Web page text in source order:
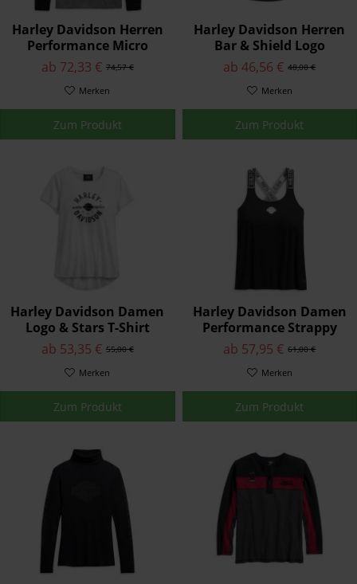
Harley Davidson Herren
Performance Micro
Mesh Colorblock
Pullover 99086-20VM
74,57 €
ab 72,33 €
Merken
Zum Produkt
Harley Davidson Herren
Bar & Shield Logo
59FIFTY® Baseball Cap
99515-12VM
48,00 €
ab 46,56 €
Merken
Zum Produkt
Harley Davidson Damen
Logo & Stars T-Shirt
Weiß 96230-20VW
55,00 €
ab 53,35 €
Merken
Zum Produkt
Harley Davidson Damen
Performance Strappy
Tank Schwarz 96231-
20VW
61,00 €
ab 57,95 €
Merken
Zum Produkt